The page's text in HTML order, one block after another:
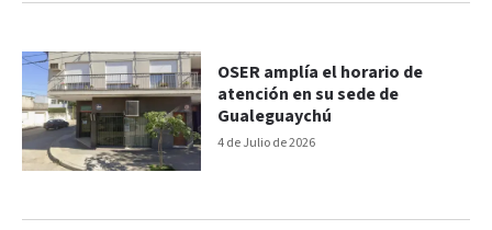
4 de Julio de 2026
OSER amplía el horario de
atención en su sede de
Gualeguaychú